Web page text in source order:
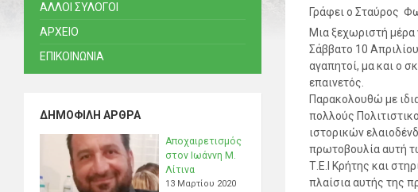
Γράφει ο Σταύρος
Μια ξεχωριστή μέρα
Σάββατο 10
αγαπητοί, μα και ο
επαινετός.
Παρακολουθώ με
πολλούς
ιστορικών
πρωτοβουλία αυτή
Τ.Ε.Ι Κρήτης και
πλαίσια αυτής της
ΑΛΛΟΙ ΣΥΛΟΓΟΙ
ΑΡΧΕΙΟ
ΕΠΙΚΟΙΝΩΝΙΑ
ΔΗΜΟΦΙΛΉ ΆΡΘΡΑ
Αποχαιρετισμός
στον Ιωάννη Μ.
Λίτινα
13 Μαρτίου 2020